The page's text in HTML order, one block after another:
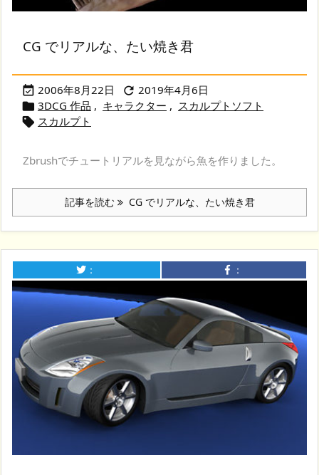
CG でリアルな、たい焼き君
 2006年8月22日  2019年4月6日
 3DCG 作品 , キャラクター , スカルプトソフト
 スカルプト
Zbrushでチュートリアルを見ながら魚を作りました。
記事を読む CG でリアルな、たい焼き君
： ：